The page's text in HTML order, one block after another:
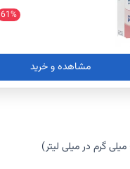
61%
مشاهده و خرید